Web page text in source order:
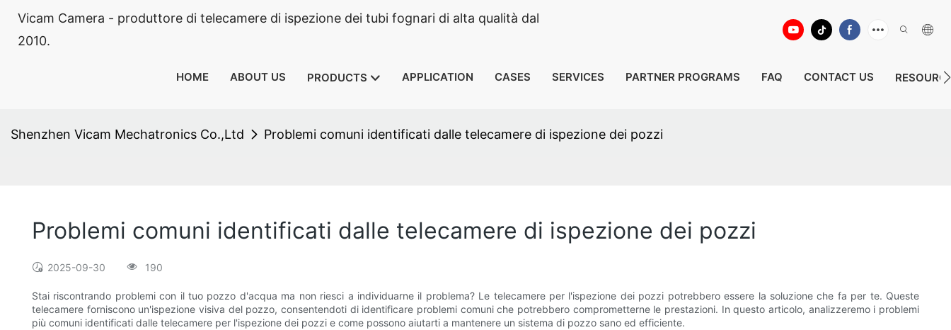
Vicam Camera - produttore di telecamere di ispezione dei tubi fognari di alta qualità dal
2010.
HOME ABOUT US PRODUCTS APPLICATION CASES SERVICES PARTNER PROGRAMS FAQ CONTACT US
Shenzhen Vicam Mechatronics Co.,Ltd Problemi comuni identificati dalle telecamere di ispezione dei pozzi
Problemi comuni identificati dalle telecamere di ispezione dei pozzi
2025-09-30 190
Stai riscontrando problemi con il tuo pozzo d'acqua ma non riesci a individuarne il problema? Le telecamere per l'ispezione dei pozzi potrebbero essere la soluzione che fa per te. Queste
telecamere forniscono un'ispezione visiva del pozzo, consentendoti di identificare problemi comuni che potrebbero comprometterne le prestazioni. In questo articolo, analizzeremo i problemi
più comuni identificati dalle telecamere per l'ispezione dei pozzi e come possono aiutarti a mantenere un sistema di pozzo sano ed efficiente.